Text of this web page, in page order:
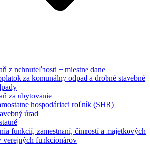
z nehnuteľnosti + miestne dane
za komunálny odpad a drobné stavebné
za ubytovanie
hospodáriaci roľník (SHR)
úrad
funkcií, zamestnaní, činností a majetkových
verejných funkcionárov